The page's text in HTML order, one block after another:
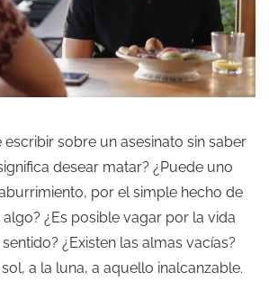
escribir sobre un asesinato sin saber
desear matar? ¿Puede uno
por el simple hecho de
¿Es posible vagar por la vida
¿Existen las almas vacías?
a la luna, a aquello inalcanzable.